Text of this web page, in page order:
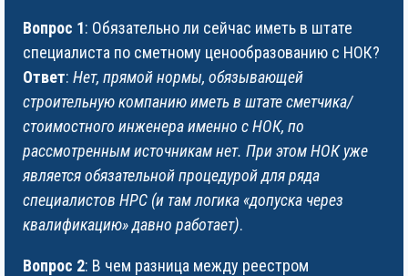
Вопрос 1: Обязательно ли сейчас иметь в штате
специалиста по сметному ценообразованию с НОК?
Ответ: Нет, прямой нормы, обязывающей
строительную компанию иметь в штате сметчика/
стоимостного инженера именно с НОК, по
рассмотренным источникам нет. При этом НОК уже
является обязательной процедурой для ряда
специалистов НРС (и там логика «допуска через
квалификацию» давно работает).
Вопрос 2: В чем разница между реестром